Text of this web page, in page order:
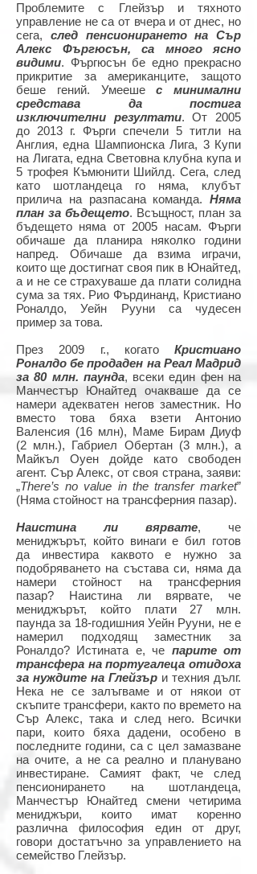
Проблемите с Глейзър и тяхното
управление не са от вчера и от днес, но
сега, след пенсионирането на Сър
Алекс Фъргюсън, са много ясно
видими. Фъргюсън бе едно прекрасно
прикритие за американците, защото
беше гений. Умеешес минимални
средстава да постига
изключителни резултати. От 2005
до 2013 г. Фърги спечели 5 титли на
Англия, една Шампионска Лига, 3 Купи
на Лигата, една Световна клубна купа и
5 трофея Къмюнити Шийлд. Сега, след
като шотландеца го няма, клубът
прилича на разпасана команда. Няма
план за бъдещето. Всъщност, план за
бъдещето няма от 2005 насам. Фърги
обичаше да планира няколко години
напред. Обичаше да взима играчи,
които ще достигнат своя пик в Юнайтед,
а и не се страхуваше да плати солидна
сума за тях. Рио Фърдинанд, Кристиано
Роналдо, Уейн Рууни са чудесен
пример за това.
През 2009 г., когато Кристиано
Роналдо бе продаден на Реал Мадрид
за 80 млн. паунда, всеки един фен на
Манчестър Юнайтед очакваше да се
намери адекватен негов заместник. Но
вместо това бяха взети Антонио
Валенсия (16 млн), Маме Бирам Диуф
(2 млн.), Габриел Обертан (3 млн.), а
Майкъл Оуен дойде като свободен
агент. Сър Алекс, от своя страна, заяви:
„There’s no value in the transfer market”
(Няма стойност на трансферния пазар).
Наистина ли вярвате, че
мениджърът, който винаги е бил готов
да инвестира каквото е нужно за
подобряването на състава си, няма да
намери стойност на трансферния
пазар? Наистина ли вярвате, че
мениджърът, който плати 27 млн.
паунда за 18-годишния Уейн Рууни, не е
намерил подходящ заместник за
Роналдо? Истината е, че парите от
трансфера на португалеца отидоха
за нуждите на Глейзър и техния дълг.
Нека не се залъгваме и от някои от
скъпите трансфери, както по времето на
Сър Алекс, така и след него. Всички
пари, които бяха дадени, особено в
последните години, са с цел замазване
на очите, а не са реално и планувано
инвестиране. Самият факт, че след
пенсионирането на шотландеца,
Манчестър Юнайтед смени четирима
мениджъри, които имат коренно
различна философия един от друг,
говори достатъчно за управлението на
семейство Глейзър.